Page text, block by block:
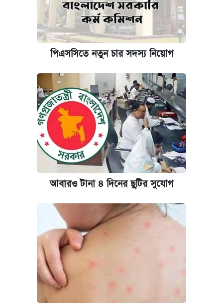
কবে হবে মেডিকেল ভর্তি পরীক্ষা, জানা গেল যা
আজকের বাজারে স্বর্ণ-রুপার দাম (৫ আগস্ট)
আজকের বাজারে স্বর্ণের দাম (৪ আগস্ট)
পাঁচ দপ্তরে নতুন সচিব নিয়োগ দিল সরকার
রাষ্ট্রবিরোধী কর্মকাণ্ড: ঢাবির কয়েকজন শিক্ষকের
বিরুদ্ধে ব্যবস্থা
আজকের বাজারে স্বর্ণের দাম (৬ আগস্ট)
কেমব্রিজ বিশ্ববিদ্যালয়ের এমবিএ স্কলারশিপে
আবেদন শুরু
পিএসসিতে নতুন চার সদস্য নিয়োগ
আবারও টানা ৪ দিনের ছুটির সুযোগ